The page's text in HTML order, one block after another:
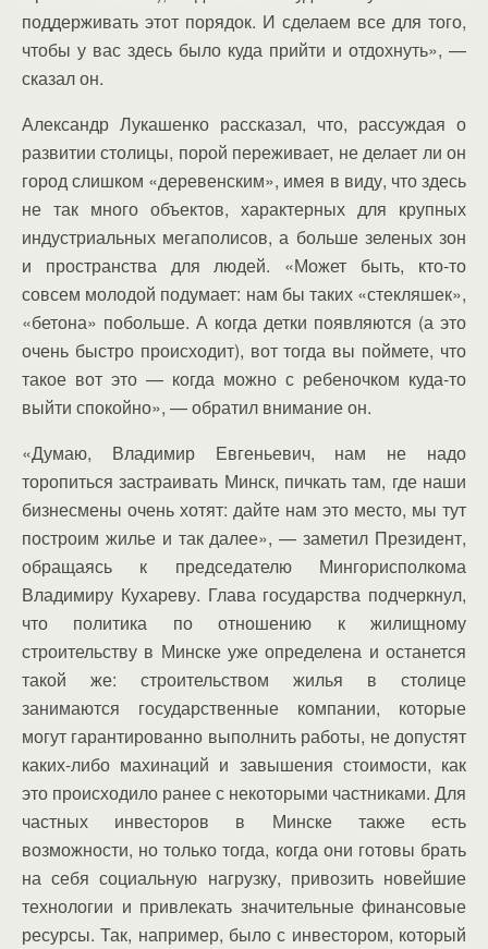
поддерживать этот порядок. И сделаем все для того,
чтобы у вас здесь было куда прийти и отдохнуть», —
сказал он.
Александр Лукашенко рассказал, что, рассуждая о
развитии столицы, порой переживает, не делает ли он
город слишком «деревенским», имея в виду, что здесь
не так много объектов, характерных для крупных
индустриальных мегаполисов, а больше зеленых зон
и пространства для людей. «Может быть, кто-то
совсем молодой подумает: нам бы таких «стекляшек»,
«бетона» побольше. А когда детки появляются (а это
очень быстро происходит), вот тогда вы поймете, что
такое вот это — когда можно с ребеночком куда-то
выйти спокойно», — обратил внимание он.
«Думаю, Владимир Евгеньевич, нам не надо
торопиться застраивать Минск, пичкать там, где наши
бизнесмены очень хотят: дайте нам это место, мы тут
построим жилье и так далее», — заметил Президент,
обращаясь к председателю Мингорисполкома
Владимиру Кухареву. Глава государства подчеркнул,
что политика по отношению к жилищному
строительству в Минске уже определена и останется
такой же: строительством жилья в столице
занимаются государственные компании, которые
могут гарантированно выполнить работы, не допустят
каких-либо махинаций и завышения стоимости, как
это происходило ранее с некоторыми частниками. Для
частных инвесторов в Минске также есть
возможности, но только тогда, когда они готовы брать
на себя социальную нагрузку, привозить новейшие
технологии и привлекать значительные финансовые
ресурсы. Так, например, было с инвестором, который